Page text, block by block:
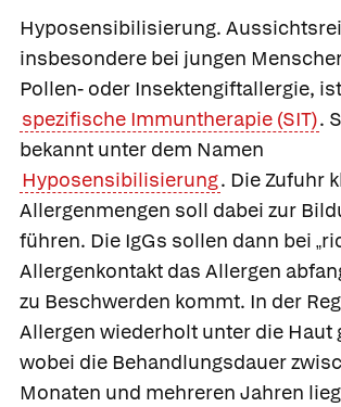
Hyposensibilisierung.
insbesondere bei jungen
Pollen- oder Insektengiftallergie,
spezifische Immuntherapie (SIT).
bekannt unter dem Namen
Hyposensibilisierung. Die Zufuhr
Allergenmengen soll dabei zur
führen. Die IgGs sollen dann bei „
Allergenkontakt das Allergen
zu Beschwerden kommt. In der
Allergen wiederholt unter die Haut
wobei die Behandlungsdauer
Monaten und mehreren Jahren